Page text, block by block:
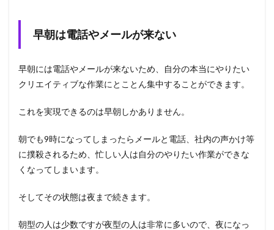
早朝は電話やメールが来ない
早朝には電話やメールが来ないため、自分の本当にやりたい
クリエイティブな作業にとことん集中することができます。
これを実現できるのは早朝しかありません。
朝でも9時になってしまったらメールと電話、社内の声かけ等
に撲殺されるため、忙しい人は自分のやりたい作業ができな
くなってしまいます。
そしてその状態は夜まで続きます。
朝型の人は少数ですが夜型の人は非常に多いので、夜になっ